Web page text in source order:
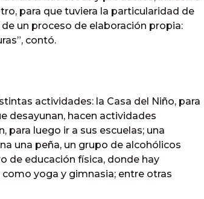
para que tuviera la particularidad de
un proceso de elaboración propia:
contó.
actividades: la Casa del Niño, para
desayunan, hacen actividades
para luego ir a sus escuelas; una
una peña, un grupo de alcohólicos
de educación física, donde hay
yoga y gimnasia; entre otras